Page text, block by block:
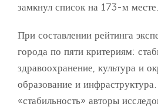
замкнул список на 173-м месте.
При составлении рейтинга
города по пяти критериям:
здравоохранение, культура и
образование и
«стабильность» авторы